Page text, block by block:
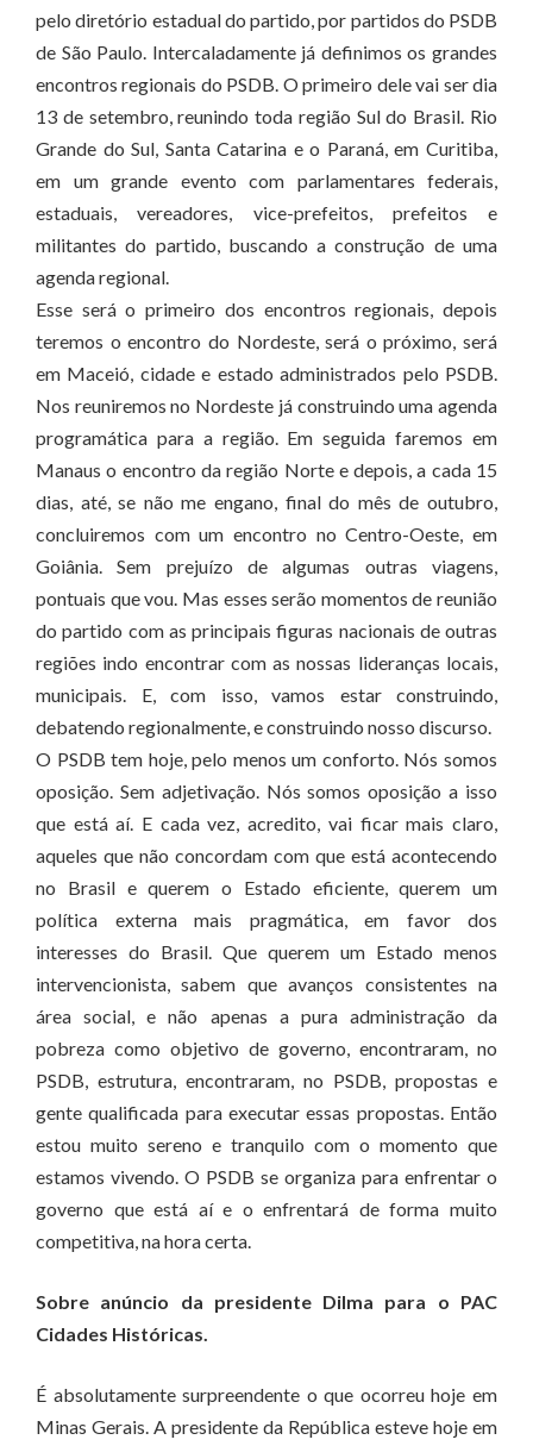
pelo diretório estadual do partido, por partidos do PSDB
de São Paulo. Intercaladamente já definimos os grandes
encontros regionais do PSDB. O primeiro dele vai ser dia
13 de setembro, reunindo toda região Sul do Brasil. Rio
Grande do Sul, Santa Catarina e o Paraná, em Curitiba,
em um grande evento com parlamentares federais,
estaduais, vereadores, vice-prefeitos, prefeitos e
militantes do partido, buscando a construção de uma
agenda regional.
Esse será o primeiro dos encontros regionais, depois
teremos o encontro do Nordeste, será o próximo, será
em Maceió, cidade e estado administrados pelo PSDB.
Nos reuniremos no Nordeste já construindo uma agenda
programática para a região. Em seguida faremos em
Manaus o encontro da região Norte e depois, a cada 15
dias, até, se não me engano, final do mês de outubro,
concluiremos com um encontro no Centro-Oeste, em
Goiânia. Sem prejuízo de algumas outras viagens,
pontuais que vou. Mas esses serão momentos de reunião
do partido com as principais figuras nacionais de outras
regiões indo encontrar com as nossas lideranças locais,
municipais. E, com isso, vamos estar construindo,
debatendo regionalmente, e construindo nosso discurso.
O PSDB tem hoje, pelo menos um conforto. Nós somos
oposição. Sem adjetivação. Nós somos oposição a isso
que está aí. E cada vez, acredito, vai ficar mais claro,
aqueles que não concordam com que está acontecendo
no Brasil e querem o Estado eficiente, querem um
política externa mais pragmática, em favor dos
interesses do Brasil. Que querem um Estado menos
intervencionista, sabem que avanços consistentes na
área social, e não apenas a pura administração da
pobreza como objetivo de governo, encontraram, no
PSDB, estrutura, encontraram, no PSDB, propostas e
gente qualificada para executar essas propostas. Então
estou muito sereno e tranquilo com o momento que
estamos vivendo. O PSDB se organiza para enfrentar o
governo que está aí e o enfrentará de forma muito
competitiva, na hora certa.
Sobre anúncio da presidente Dilma para o PAC
Cidades Históricas.
É absolutamente surpreendente o que ocorreu hoje em
Minas Gerais. A presidente da República esteve hoje em